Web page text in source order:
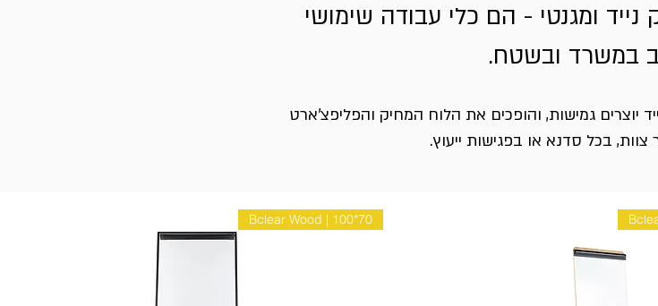
ומגנטי - הם כלי עבודה שימושי
במשרד ובשטח.
יוצרים גמישות, והופכים את הלוח המחיק והפליפצ'ארט
בכל סדנא או בפגישות ייעוץ.
Bclear Wood | 100*70